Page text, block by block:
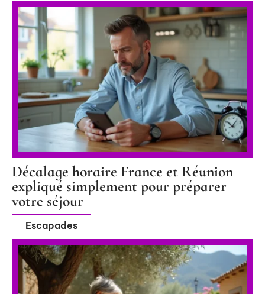
Décalage horaire France et Réunion
expliqué simplement pour préparer
votre séjour
Escapades